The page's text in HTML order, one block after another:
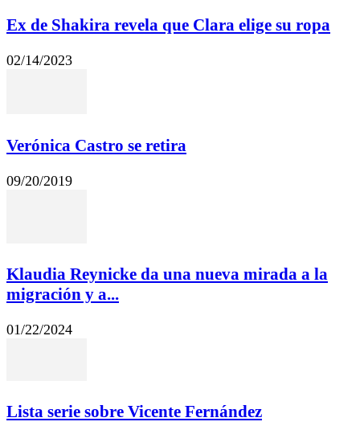
Ex de Shakira revela que Clara elige su ropa
02/14/2023
Verónica Castro se retira
09/20/2019
Klaudia Reynicke da una nueva mirada a la
migración y a...
01/22/2024
Lista serie sobre Vicente Fernández